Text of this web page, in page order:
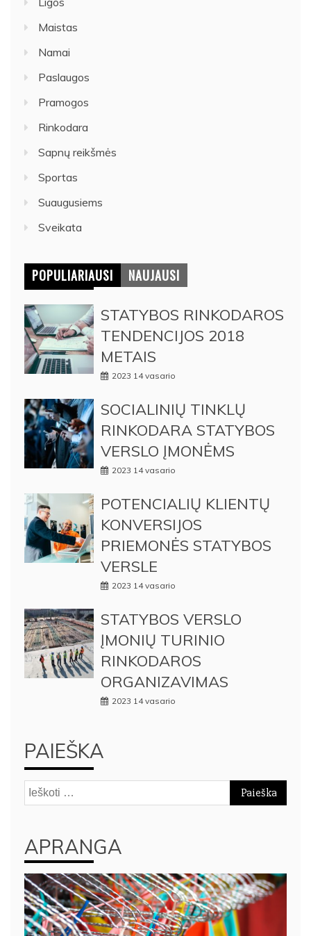
Maistas
Namai
Paslaugos
Pramogos
Rinkodara
Sapnų reikšmės
Sportas
Suaugusiems
Sveikata
POPULIARIAUSI NAUJAUSI
STATYBOS RINKODAROS
TENDENCIJOS 2018
METAIS
2023 14 vasario
SOCIALINIŲ TINKLŲ
RINKODARA STATYBOS
VERSLO ĮMONĖMS
2023 14 vasario
POTENCIALIŲ KLIENTŲ
KONVERSIJOS
PRIEMONĖS STATYBOS
VERSLE
2023 14 vasario
STATYBOS VERSLO
ĮMONIŲ TURINIO
RINKODAROS
ORGANIZAVIMAS
2023 14 vasario
PAIEŠKA
Ieškoti:
APRANGA